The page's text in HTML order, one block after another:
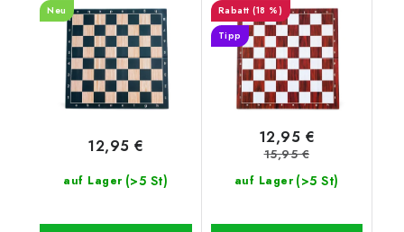
Neu
auf Lager (>5 St)
12,95 €
(18 %)
Tipp
auf Lager (>5 St)
12,95 €
15,95 €